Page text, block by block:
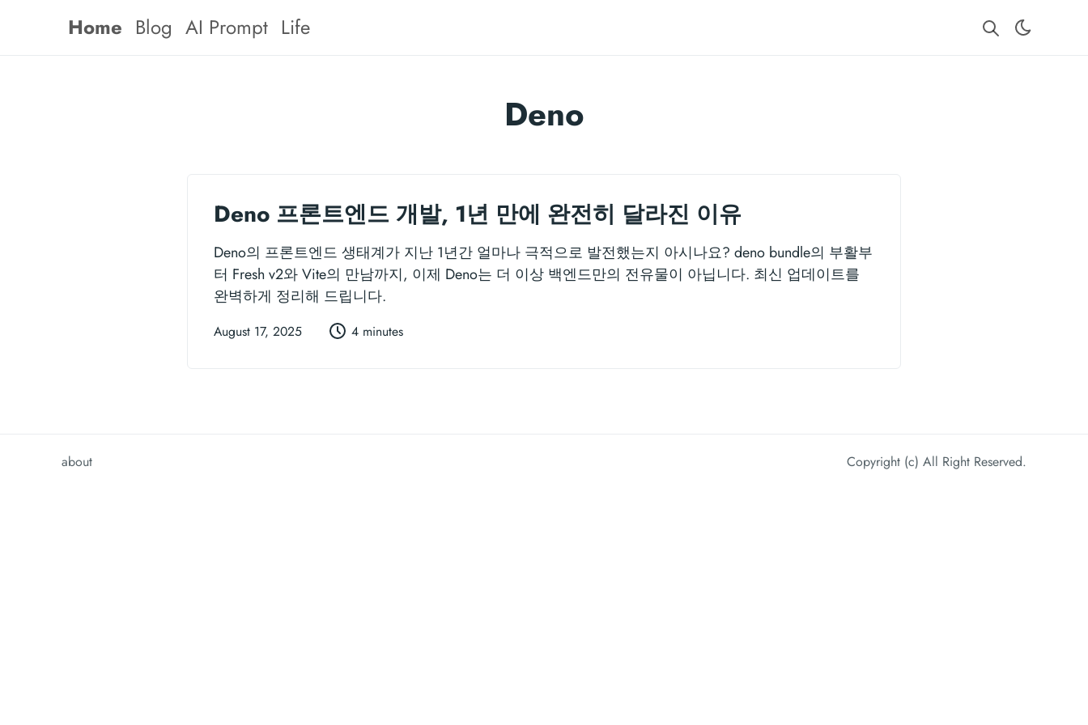
Home Blog AI Prompt Life
Deno
Deno 프론트엔드 개발, 1년 만에 완전히 달라진 이유
Deno의 프론트엔드 생태계가 지난 1년간 얼마나 극적으로 발전했는지 아시나요? deno bundle의 부활부
터 Fresh v2와 Vite의 만남까지, 이제 Deno는 더 이상 백엔드만의 전유물이 아닙니다. 최신 업데이트를
완벽하게 정리해 드립니다.
August 17, 2025 4 minutes
about Copyright (c) All Right Reserved.